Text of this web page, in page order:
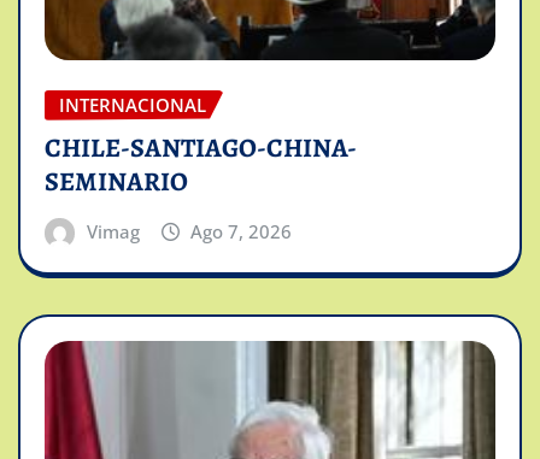
INTERNACIONAL
CHILE-SANTIAGO-CHINA-
SEMINARIO
Vimag Ago 7, 2026